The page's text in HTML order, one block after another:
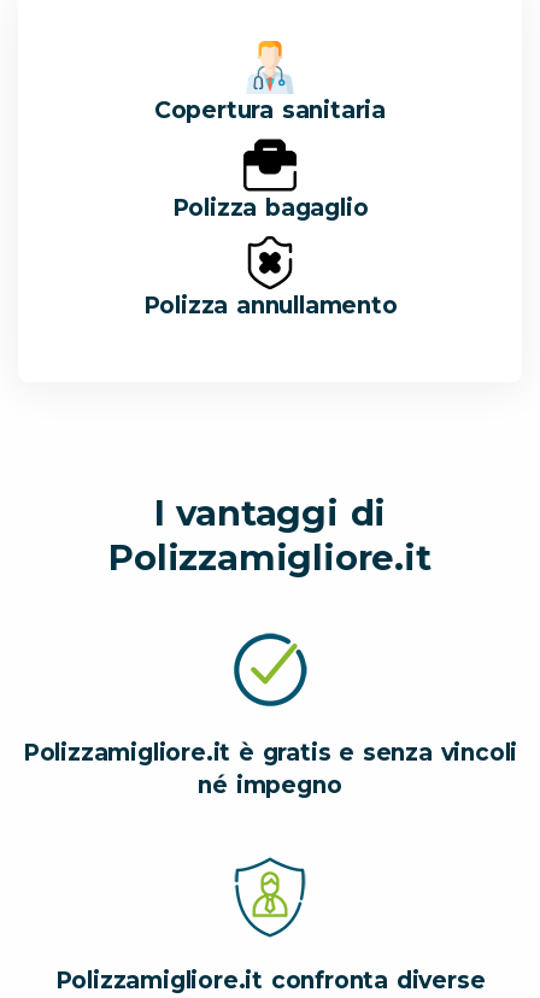
Copertura sanitaria
Polizza bagaglio
Polizza annullamento
I vantaggi di
Polizzamigliore.it
Polizzamigliore.it è gratis e senza vincoli
né impegno
Polizzamigliore.it confronta diverse